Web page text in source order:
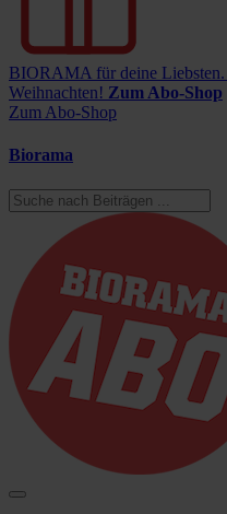
BIORAMA für deine Liebsten.
Weihnachten! Zum Abo-Shop
Zum Abo-Shop
Biorama